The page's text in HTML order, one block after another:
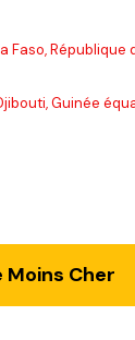
Guinée
Moins Cher